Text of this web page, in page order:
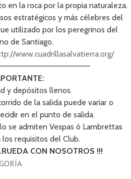
en la roca por la propia naturaleza.
estratégicos y más célebres del
utilizado por los peregrinos del
de Santiago.
www.cuadrillasalvatierra.org/
y depósitos llenos.
de la salida puede variar o
en el punto de salida.
se admiten Vespas ó Lambrettas
requisitos del Club.
CON NOSOTROS !!!